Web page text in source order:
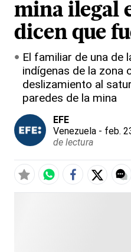
mina ilegal
dicen que
El familiar de una de
indígenas de la zona
deslizamiento al
paredes de la mina
EFE
Venezuela - feb.
de lectura